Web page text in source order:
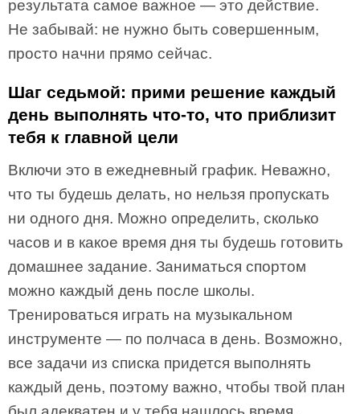
результата самое важное — это действие.
Не забывай: не нужно быть совершенным,
просто начни прямо сейчас.
Шаг седьмой: прими решение каждый
день выполнять что-то, что приблизит
тебя к главной цели
Включи это в ежедневный график. Неважно,
что ты будешь делать, но нельзя пропускать
ни одного дня. Можно определить, сколько
часов и в какое время дня ты будешь готовить
домашнее задание. Заниматься спортом
можно каждый день после школы.
Тренироваться играть на музыкальном
инструменте — по полчаса в день. Возможно,
все задачи из списка придется выполнять
каждый день, поэтому важно, чтобы твой план